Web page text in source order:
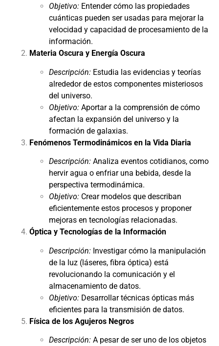
Objetivo: Entender cómo las propiedades
cuánticas pueden ser usadas para mejorar la
velocidad y capacidad de procesamiento de la
información.
Materia Oscura y Energía Oscura
Descripción: Estudia las evidencias y teorías
alrededor de estos componentes misteriosos
del universo.
Objetivo: Aportar a la comprensión de cómo
afectan la expansión del universo y la
formación de galaxias.
Fenómenos Termodinámicos en la Vida Diaria
Descripción: Analiza eventos cotidianos, como
hervir agua o enfriar una bebida, desde la
perspectiva termodinámica.
Objetivo: Crear modelos que describan
eficientemente estos procesos y proponer
mejoras en tecnologías relacionadas.
Óptica y Tecnologías de la Información
Descripción: Investigar cómo la manipulación
de la luz (láseres, fibra óptica) está
revolucionando la comunicación y el
almacenamiento de datos.
Objetivo: Desarrollar técnicas ópticas más
eficientes para la transmisión de datos.
Física de los Agujeros Negros
Descripción: A pesar de ser uno de los objetos